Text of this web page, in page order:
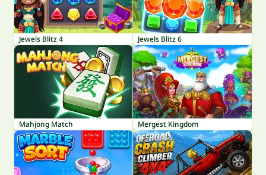
Jewels Blitz 4 Jewels Blitz 6
Mahjong Match Mergest Kingdom